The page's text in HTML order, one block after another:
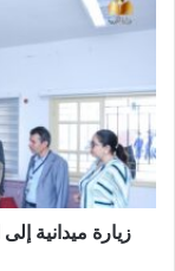
زيارة ميدانية